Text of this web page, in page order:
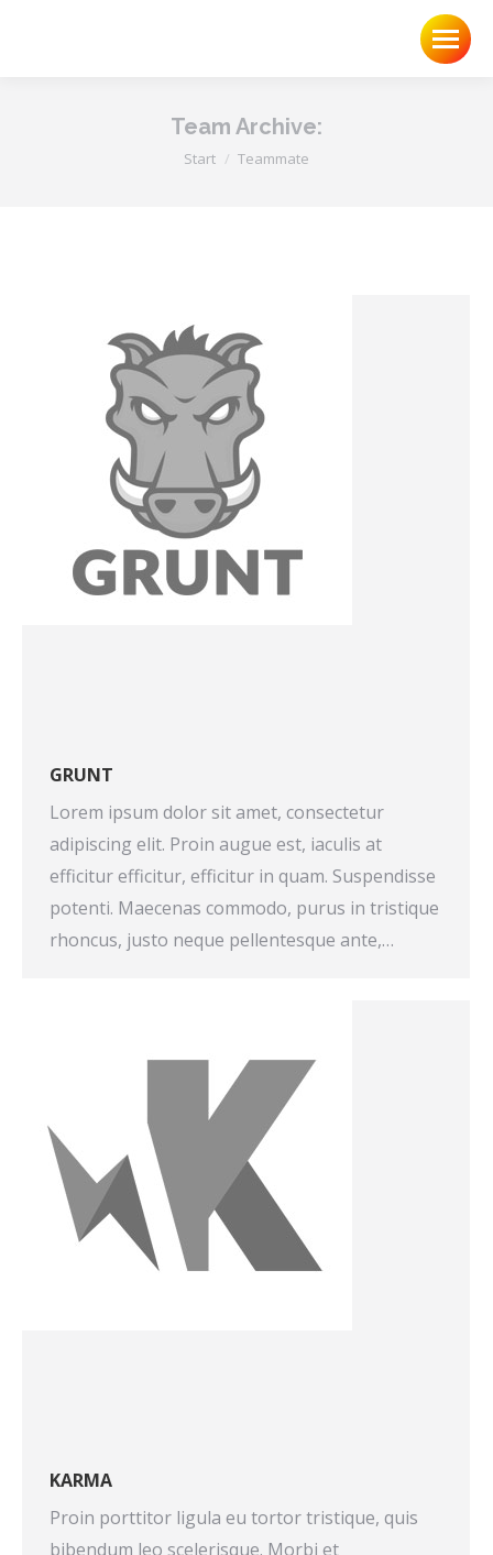
Team Archive:
Sie befinden sich hier:
Start Teammate
GRUNT
Lorem ipsum dolor sit amet, consectetur
adipiscing elit. Proin augue est, iaculis at
efficitur efficitur, efficitur in quam. Suspendisse
potenti. Maecenas commodo, purus in tristique
rhoncus, justo neque pellentesque ante,…
KARMA
Proin porttitor ligula eu tortor tristique, quis
bibendum leo scelerisque. Morbi et